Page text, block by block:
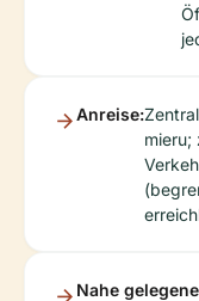
Anreise:
mieru;
Nahe gelegene